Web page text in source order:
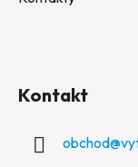
Kontakt
obchod@